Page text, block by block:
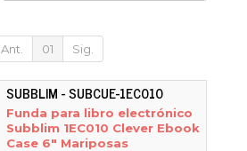
Ant. 01 Sig.
SUBBLIM - SUBCUE-1EC010
Funda para libro electrónico
Subblim 1EC010 Clever Ebook
Case 6" Mariposas